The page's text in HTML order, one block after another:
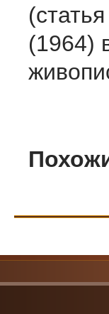
(1964)